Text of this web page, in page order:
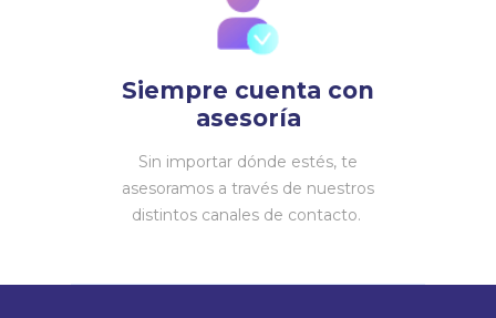
Siempre cuenta con
asesoría
Sin importar dónde estés, te
asesoramos a través de nuestros
distintos canales de contacto.